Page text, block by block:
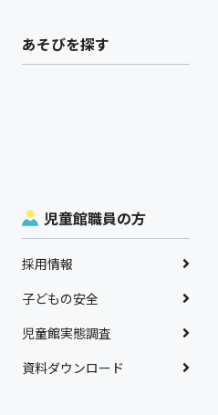
あそびを探す
児童館職員の方
採用情報
子どもの安全
児童館実態調査
資料ダウンロード